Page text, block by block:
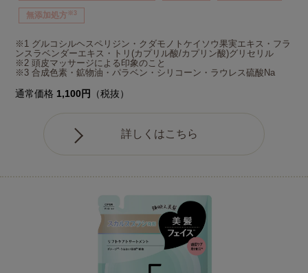
無添加処方※3
※1 グルコシルヘスペリジン・クダモノトケイソウ果実エキス・フラ
ンスラベンダーエキス・トリ(カプリル酸/カプリン酸)グリセリル
※2 頭皮マッサージによる印象のこと
※3 合成色素・鉱物油・パラベン・シリコーン・ラウレス硫酸Na
通常価格 1,100円 （税抜）
詳しくはこちら